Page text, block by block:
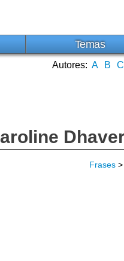
Temas
Autores: A B C
Frases >